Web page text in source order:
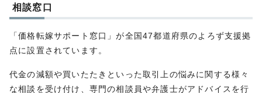
相談窓口
「価格転嫁サポート窓口」が全国47都道府県のよろず支援拠
点に設置されています。
代金の減額や買いたたきといった取引上の悩みに関する様々
な相談を受け付け、専門の相談員や弁護士がアドバイスを行